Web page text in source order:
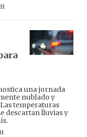
una jornada
nublado y
temperaturas
descartan lluvias y